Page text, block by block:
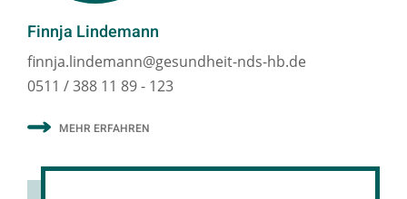
Finnja Lindemann
finnja.lindemann@gesundheit-nds-hb.de
0511 / 388 11 89 - 123
MEHR ERFAHREN